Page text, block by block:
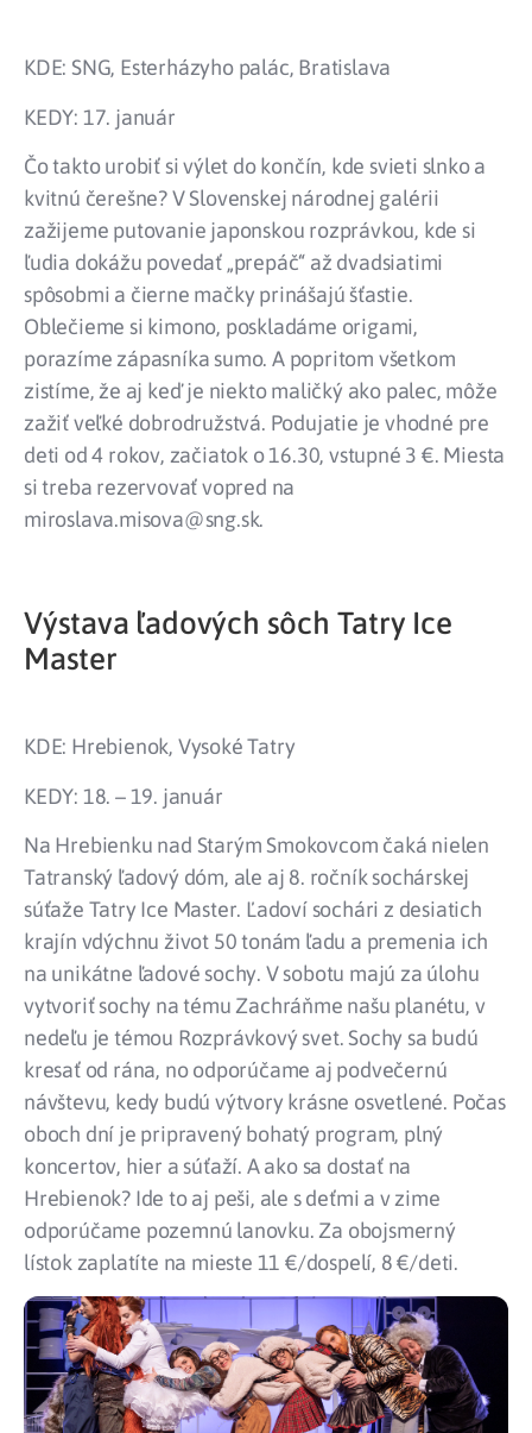
KDE: SNG, Esterházyho palác, Bratislava
KEDY: 17. január
Čo takto urobiť si výlet do končín, kde svieti slnko a
kvitnú čerešne? V Slovenskej národnej galérii
zažijeme putovanie japonskou rozprávkou, kde si
ľudia dokážu povedať „prepáč“ až dvadsiatimi
spôsobmi a čierne mačky prinášajú šťastie.
Oblečieme si kimono, poskladáme origami,
porazíme zápasníka sumo. A popritom všetkom
zistíme, že aj keď je niekto maličký ako palec, môže
zažiť veľké dobrodružstvá. Podujatie je vhodné pre
deti od 4 rokov, začiatok o 16.30, vstupné 3 €. Miesta
si treba rezervovať vopred na
miroslava.misova@sng.sk.
Výstava ľadových sôch Tatry Ice
Master
KDE: Hrebienok, Vysoké Tatry
KEDY: 18. – 19. január
Na Hrebienku nad Starým Smokovcom čaká nielen
Tatranský ľadový dóm, ale aj 8. ročník sochárskej
súťaže Tatry Ice Master. Ľadoví sochári z desiatich
krajín vdýchnu život 50 tonám ľadu a premenia ich
na unikátne ľadové sochy. V sobotu majú za úlohu
vytvoriť sochy na tému Zachráňme našu planétu, v
nedeľu je témou Rozprávkový svet. Sochy sa budú
kresať od rána, no odporúčame aj podvečernú
návštevu, kedy budú výtvory krásne osvetlené. Počas
oboch dní je pripravený bohatý program, plný
koncertov, hier a súťaží. A ako sa dostať na
Hrebienok? Ide to aj peši, ale s deťmi a v zime
odporúčame pozemnú lanovku. Za obojsmerný
lístok zaplatíte na mieste 11 €/dospelí, 8 €/deti.